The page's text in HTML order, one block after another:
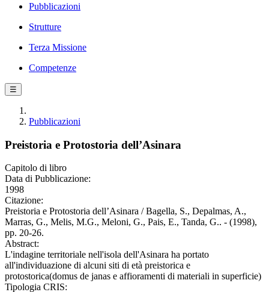
Pubblicazioni
Strutture
Terza Missione
Competenze
☰
Pubblicazioni
Preistoria e Protostoria dell’Asinara
Capitolo di libro
Data di Pubblicazione:
1998
Citazione:
Preistoria e Protostoria dell’Asinara / Bagella, S., Depalmas, A.,
Marras, G., Melis, M.G., Meloni, G., Pais, E., Tanda, G.. - (1998),
pp. 20-26.
Abstract:
L'indagine territoriale nell'isola dell'Asinara ha portato
all'individuazione di alcuni siti di età preistorica e
protostorica(domus de janas e affioramenti di materiali in superficie)
Tipologia CRIS: